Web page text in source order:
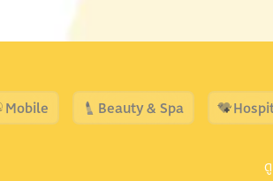
Mobile Beauty & Spa